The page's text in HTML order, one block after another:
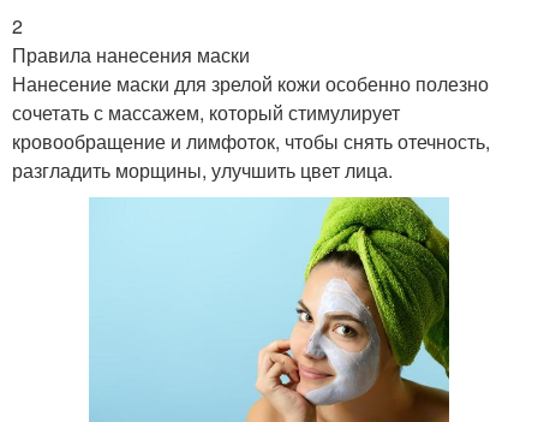
2
Правила нанесения маски
Нанесение маски для зрелой кожи особенно полезно
сочетать с массажем, который стимулирует
кровообращение и лимфоток, чтобы снять отечность,
разгладить морщины, улучшить цвет лица.